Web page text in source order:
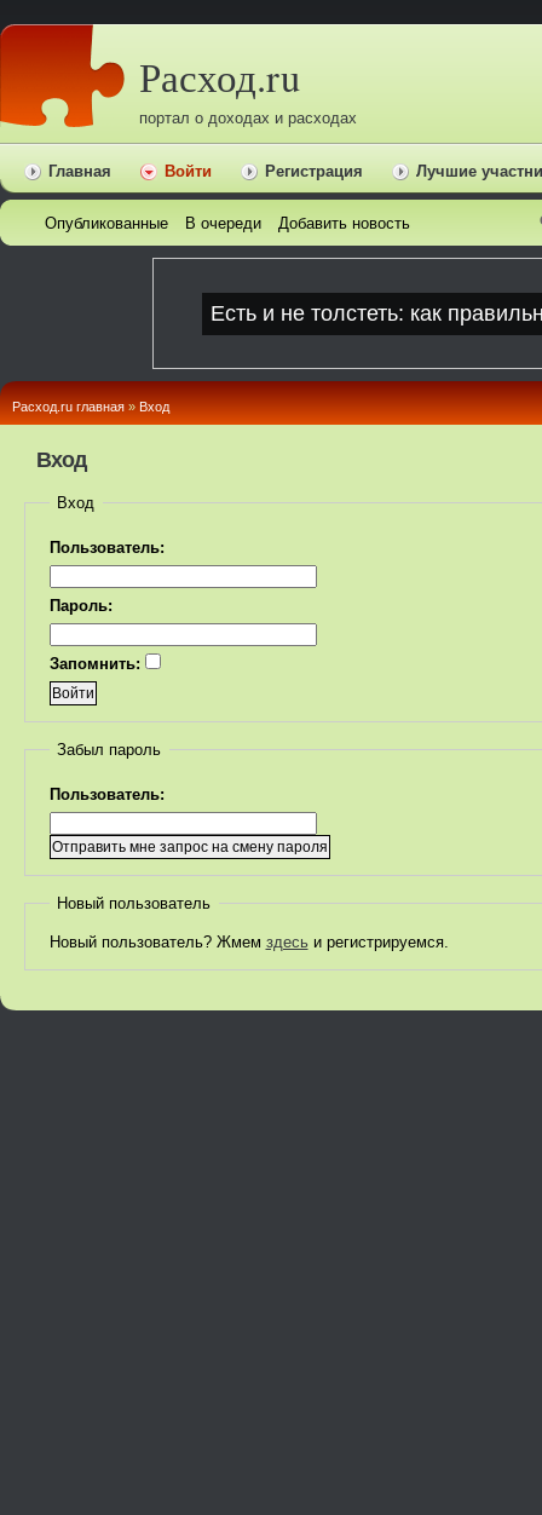
Расход.ru
портал о доходах и расходах
Главная Войти Регистрация Лучшие
Опубликованные В очереди Добавить новость
Расход.ru главная » Вход
Вход
Вход
Пользователь:
Пароль:
Запомнить:
Забыл пароль
Пользователь:
Новый пользователь
Новый пользователь? Жмем здесьи регистрируемся.